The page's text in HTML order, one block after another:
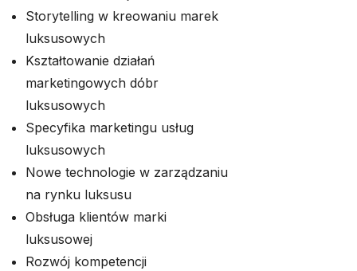
Storytelling w kreowaniu marek
luksusowych
Kształtowanie działań
marketingowych dóbr
luksusowych
Specyfika marketingu usług
luksusowych
Nowe technologie w zarządzaniu
na rynku luksusu
Obsługa klientów marki
luksusowej
Rozwój kompetencji